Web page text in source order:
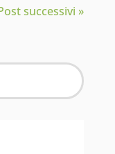
successivi »